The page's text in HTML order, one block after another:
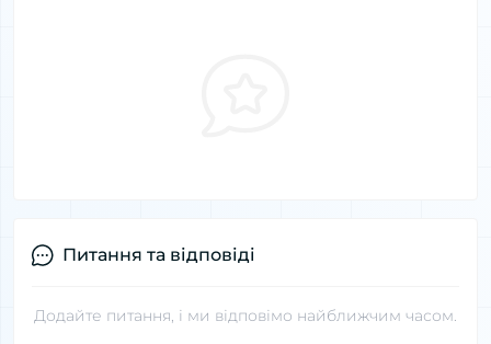
Питання та відповіді
Додайте питання, і ми відповімо найближчим часом.